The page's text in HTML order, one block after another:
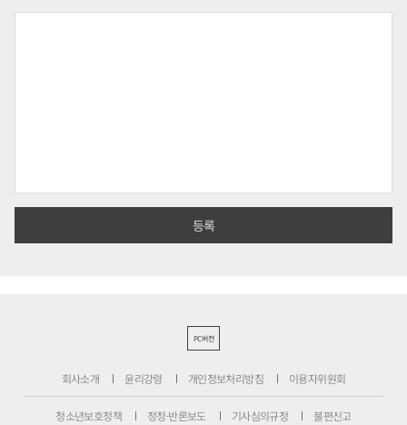
PC버전
회사소개 윤리강령 개인정보처리방침 이용자위원회
청소년보호정책 정정·반론보도 기사심의규정 불편신고